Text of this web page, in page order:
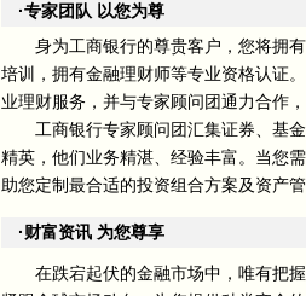
·专家团队 以您为尊
身为工商银行的尊贵客户，您将拥有
培训，拥有金融理财师等专业资格认证
业理财服务，并与专家顾问团通力合作
工商银行专家顾问团汇集证券、基金
精英，他们业务精湛、经验丰富。当您
助您定制最合适的投资组合方案及资产
·财富资讯 为您尊享
在跌宕起伏的金融市场中，唯有把握